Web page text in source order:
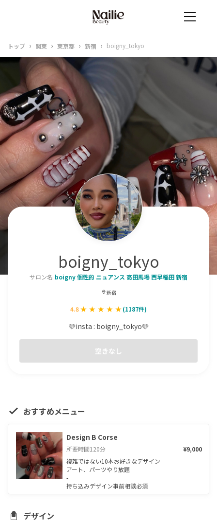
トップ › 関東 › 東京都 › 新宿 › boigny_tokyo
boigny_tokyo
サロン名 boigny 個性的 ニュアンス 高田馬場 西早稲田 新宿
新宿
4.8 (1187件)
🩵insta : boigny_tokyo🩵
空きなし
おすすめメニュー
Design B Corse
所要時間120分
¥9,000
複雑ではない10本お好きなデザイン
アート、パーツやり放題
-
持ち込みデザイン事前相談必須
デザイン